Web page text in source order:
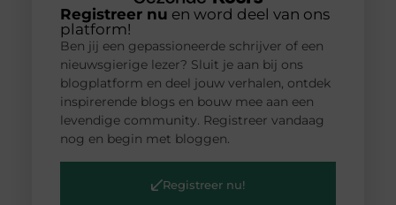
Registreer nu en word deel van ons
platform!
Ben jij een gepassioneerde schrijver of een
nieuwsgierige lezer? Sluit je aan bij ons
blogplatform en deel jouw verhalen, ontdek
inspirerende blogs en bouw mee aan een
levendige community. Registreer vandaag
nog en begin met bloggen.
Registreer nu!